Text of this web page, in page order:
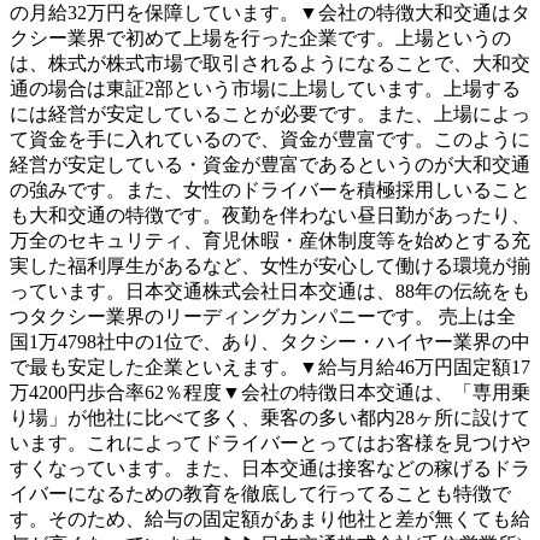
の月給32万円を保障しています。▼会社の特徴大和交通はタ
クシー業界で初めて上場を行った企業です。上場というの
は、株式が株式市場で取引されるようになることで、大和交
通の場合は東証2部という市場に上場しています。上場する
には経営が安定していることが必要です。また、上場によっ
て資金を手に入れているので、資金が豊富です。このように
経営が安定している・資金が豊富であるというのが大和交通
の強みです。また、女性のドライバーを積極採用しいること
も大和交通の特徴です。夜勤を伴わない昼日勤があったり、
万全のセキュリティ、育児休暇・産休制度等を始めとする充
実した福利厚生があるなど、女性が安心して働ける環境が揃
っています。日本交通株式会社日本交通は、88年の伝統をも
つタクシー業界のリーディングカンパニーです。 売上は全
国1万4798社中の1位で、あり、タクシー・ハイヤー業界の中
で最も安定した企業といえます。▼給与月給46万円固定額17
万4200円歩合率62％程度▼会社の特徴日本交通は、「専用乗
り場」が他社に比べて多く、乗客の多い都内28ヶ所に設けて
います。これによってドライバーとってはお客様を見つけや
すくなっています。また、日本交通は接客などの稼げるドラ
イバーになるための教育を徹底して行ってることも特徴で
す。そのため、給与の固定額があまり他社と差が無くても給